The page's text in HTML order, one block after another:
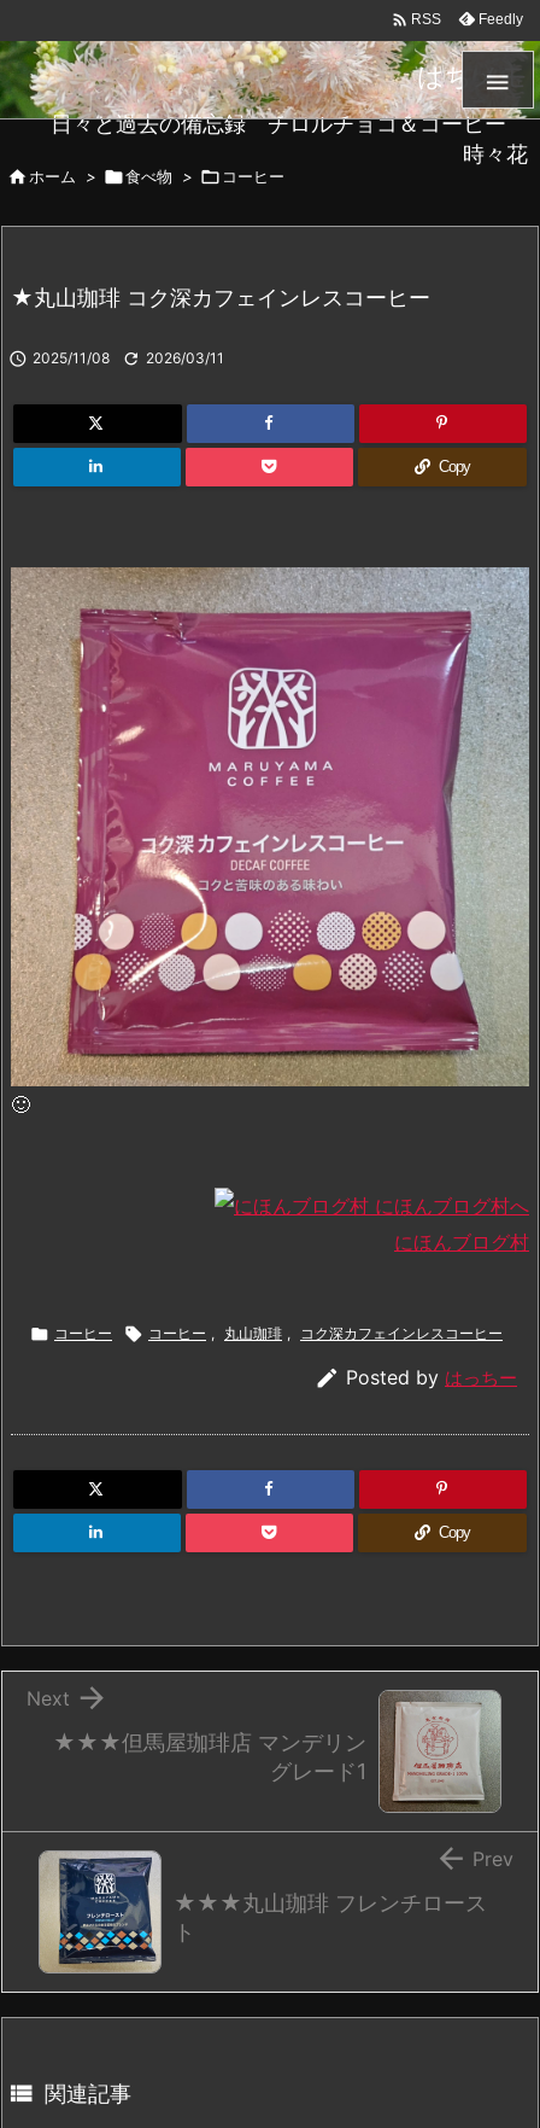
はちメモ
日々と過去の備忘録 チロルチョコ＆コーヒー
時々花

 RSS Feedly
 ホーム > 食べ物 >  コーヒー
★丸山珈琲 コク深カフェインレスコーヒー
 2025/11/08  2026/03/11
Copy
🙂
にほんブログ村
 コーヒー  コーヒー , 丸山珈琲 , コク深カフェインレスコーヒー
 Posted by はっちー
Copy
★★★但馬屋珈琲店 マンデリン
グレード1

Next
★★★丸山珈琲 フレンチロース
ト
 Prev
 関連記事